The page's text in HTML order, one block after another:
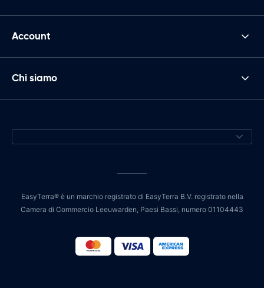
Account
Chi siamo
EasyTerra® è un marchio registrato di EasyTerra B.V. registrato nella
Camera di Commercio Leeuwarden, Paesi Bassi, numero 01104443